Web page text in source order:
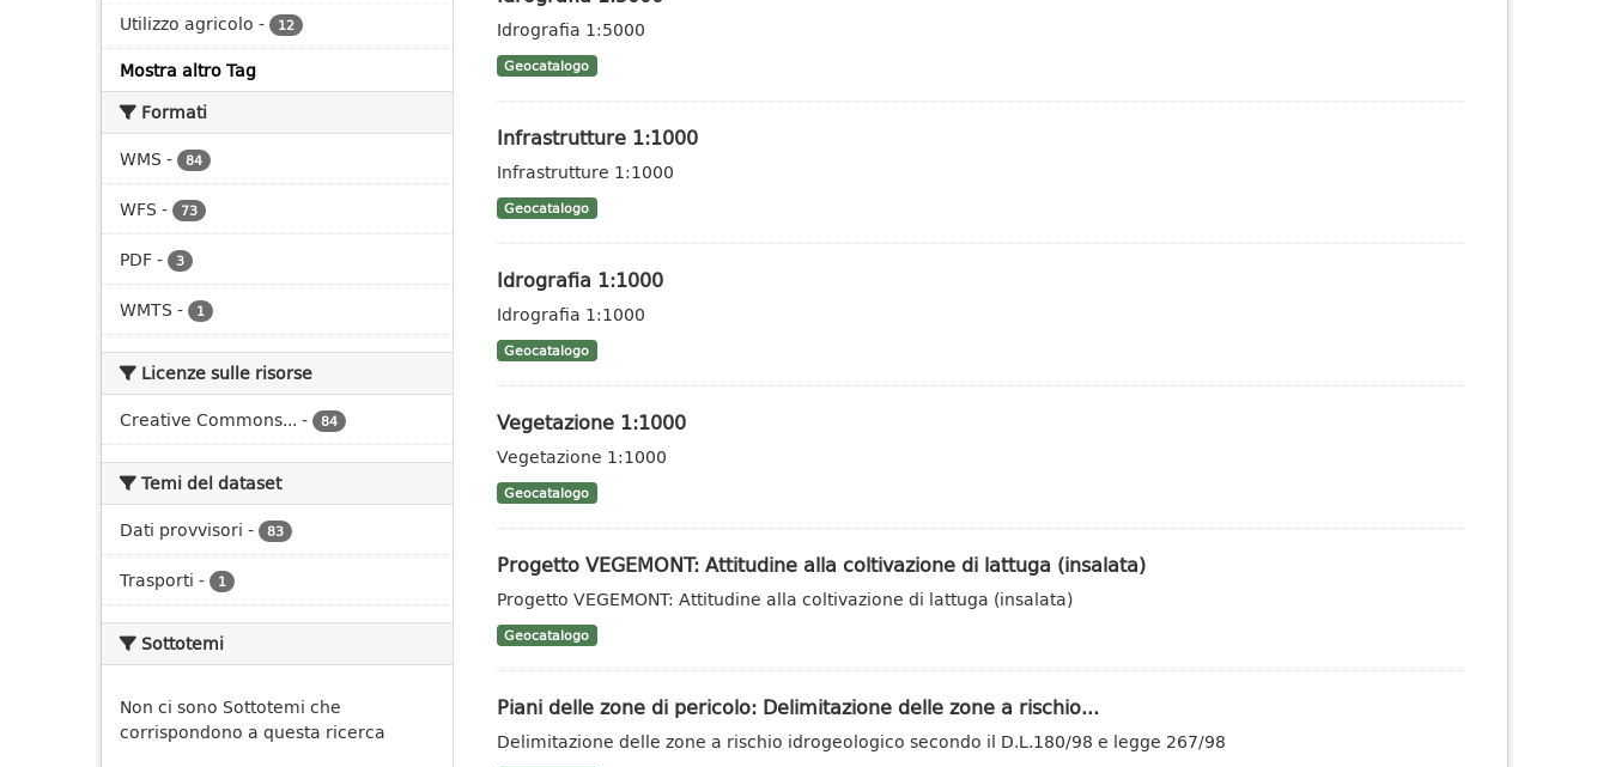
Utilizzo agricolo - 12
Mostra altro Tag
Formati
WMS - 84
WFS - 73
PDF- 3
WMTS - 1
Licenze sulle risorse
Creative Commons... - 84
Temi del dataset
Dati provvisori - 83
Trasporti - 1
Sottotemi
Non ci sono Sottotemi che
corrispondono a questa ricerca
Idrografia 1:5000
Geocatalogo
Infrastrutture 1:1000
Infrastrutture 1:1000
Geocatalogo
Idrografia 1:1000
Idrografia 1:1000
Geocatalogo
Vegetazione 1:1000
Vegetazione 1:1000
Geocatalogo
Progetto VEGEMONT: Attitudine alla coltivazione di lattuga (insalata)
Progetto VEGEMONT: Attitudine alla coltivazione di lattuga (insalata)
Geocatalogo
Piani delle zone di pericolo: Delimitazione delle zone a rischio...
Delimitazione delle zone a rischio idrogeologico secondo il D.L.180/98 e legge 267/98